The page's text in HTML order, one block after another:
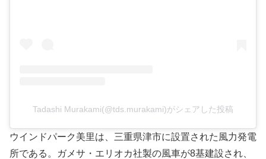
Tadashi Murakami(@tds.murakami)がシェアした投稿
ウインドパーク美里は、三重県津市に設置された風力発電
所である。ガメサ・エリオカ社製の風車が8基建設され、